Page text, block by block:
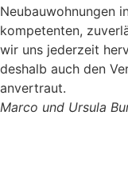
Neubauwohnungen
kompetenten,
wir uns jederzeit
deshalb auch den
anvertraut.
Marco und Ursula